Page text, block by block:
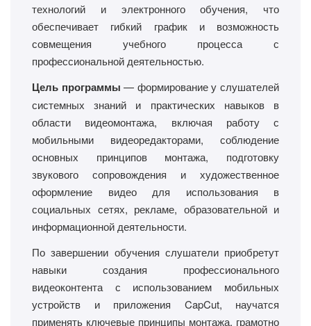
технологий и электронного обучения, что
обеспечивает гибкий график и возможность
совмещения учебного процесса с
профессиональной деятельностью.
Цель программы— формирование у слушателей
системных знаний и практических навыков в
области видеомонтажа, включая работу с
мобильными видеоредакторами, соблюдение
основных принципов монтажа, подготовку
звукового сопровождения и художественное
оформление видео для использования в
социальных сетях, рекламе, образовательной и
информационной деятельности.
По завершении обучения слушатели приобретут
навыки создания профессионального
видеоконтента с использованием мобильных
устройств и приложения CapCut, научатся
применять ключевые принципы монтажа, грамотно